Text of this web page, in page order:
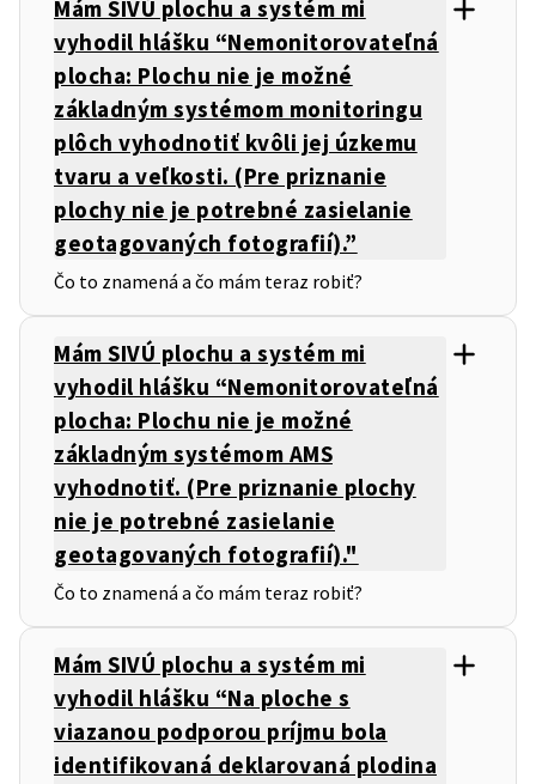
Mám SIVÚ plochu a systém mi
vyhodil hlášku “Nemonitorovateľná
plocha: Plochu nie je možné
základným systémom monitoringu
plôch vyhodnotiť kvôli jej úzkemu
tvaru a veľkosti. (Pre priznanie
plochy nie je potrebné zasielanie
geotagovaných fotografií).”
Čo to znamená a čo mám teraz robiť?
Mám SIVÚ plochu a systém mi
vyhodil hlášku “Nemonitorovateľná
plocha: Plochu nie je možné
základným systémom AMS
vyhodnotiť. (Pre priznanie plochy
nie je potrebné zasielanie
geotagovaných fotografií)."
Čo to znamená a čo mám teraz robiť?
Mám SIVÚ plochu a systém mi
vyhodil hlášku “Na ploche s
viazanou podporou príjmu bola
identifikovaná deklarovaná plodina